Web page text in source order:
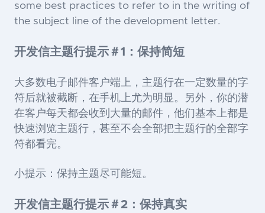
some best practices to refer to in the writing of
the subject line of the development letter.
开发信主题行提示＃1：保持简短
大多数电子邮件客户端上，主题行在一定数量的字
符后就被截断，在手机上尤为明显。另外，你的潜
在客户每天都会收到大量的邮件，他们基本上都是
快速浏览主题行，甚至不会全部把主题行的全部字
符都看完。
小提示：保持主题尽可能短。
开发信主题行提示＃2：保持真实